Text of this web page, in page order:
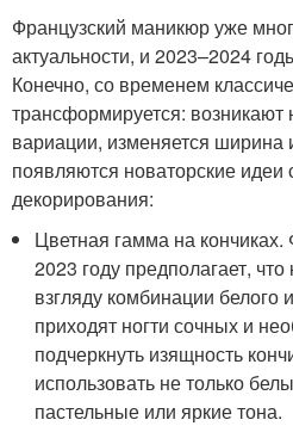
Французский маникюр уже
актуальности, и 2023–2024
Конечно, со временем
трансформируется:
вариации, изменяется ширина
появляются новаторские идеи
декорирования:
Цветная гамма на
2023 году предполагает,
взгляду комбинации белого
приходят ногти сочных и
подчеркнуть изящность
использовать не только
пастельные или яркие тона.